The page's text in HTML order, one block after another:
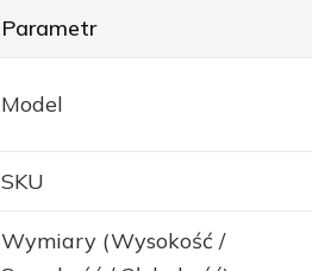
Parametr
Model
SKU
Wymiary (Wysokość /